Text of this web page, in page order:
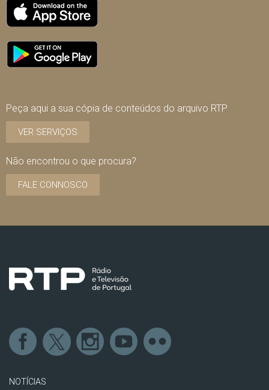
Peça aqui a sua cópia de conteúdos do arquivo RTP
VER SERVIÇOS
Não encontrou o que procura?
FALE CONNOSCO
NOTÍCIAS